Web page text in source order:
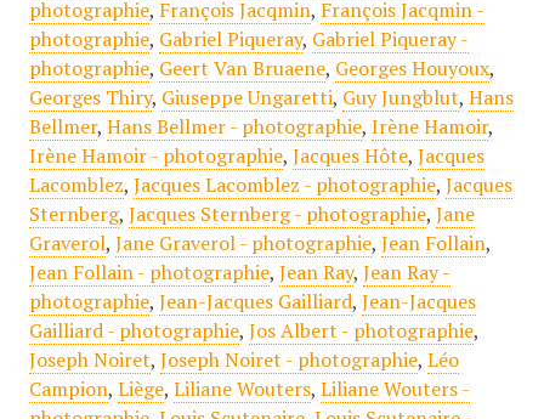
photographie, François Jacqmin, François Jacqmin -
photographie, Gabriel Piqueray, Gabriel Piqueray -
photographie, Geert Van Bruaene, Georges Houyoux,
Georges Thiry, Giuseppe Ungaretti, Guy Jungblut, Hans
Bellmer, Hans Bellmer - photographie, Irène Hamoir,
Irène Hamoir - photographie, Jacques Hôte, Jacques
Lacomblez, Jacques Lacomblez - photographie, Jacques
Sternberg, Jacques Sternberg - photographie, Jane
Graverol, Jane Graverol - photographie, Jean Follain,
Jean Follain - photographie, Jean Ray, Jean Ray -
photographie, Jean-Jacques Gailliard, Jean-Jacques
Gailliard - photographie, Jos Albert - photographie,
Joseph Noiret, Joseph Noiret - photographie, Léo
Campion, Liège, Liliane Wouters, Liliane Wouters -